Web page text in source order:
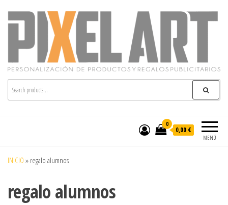
Pixelart
Especialistas en textil publicitario y regalos
personalizados en móstoles
MENÚ
0
0,00 €
INICIO » regalo alumnos
regalo alumnos